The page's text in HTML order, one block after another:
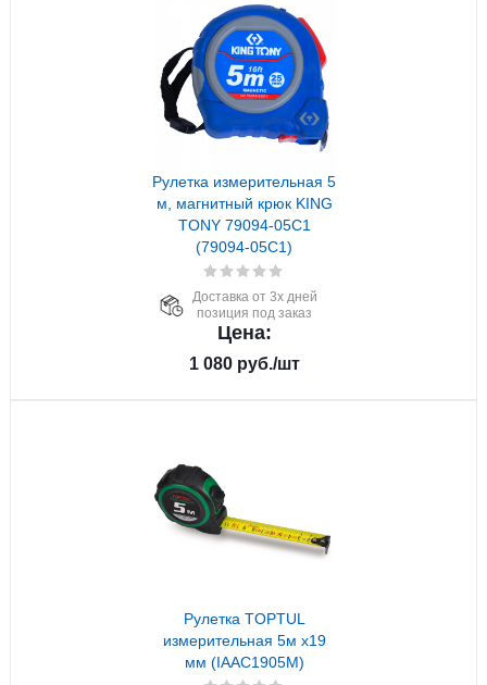
Рулетка измерительная 5
м, магнитный крюк KING
TONY 79094-05C1
(79094-05C1)
Доставка от 3х дней
позиция под заказ
Цена:
1 080руб./шт
Рулетка TOPTUL
измерительная 5м х19
мм (IAAC1905M)